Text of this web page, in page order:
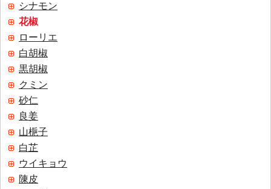
シナモン
花椒
ローリエ
白胡椒
黒胡椒
クミン
砂仁
良姜
山梔子
白芷
ウイキョウ
陳皮